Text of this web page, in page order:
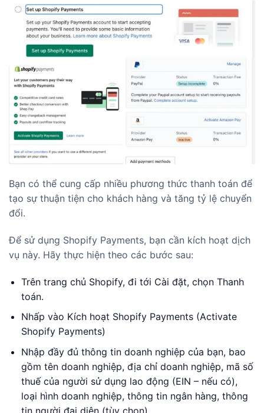
Bạn có thể cung cấp nhiều phương thức thanh toán để
tạo sự thuận tiện cho khách hàng và tăng tỷ lệ chuyển
đổi.
Để sử dụng Shopify Payments, bạn cần kích hoạt dịch
vụ này. Hãy thực hiện theo các bước sau:
Trên trang chủ Shopify, đi tới Cài đặt, chọn Thanh
toán.
Nhấp vào Kích hoạt Shopify Payments (Activate
Shopify Payments)
Nhập đầy đủ thông tin doanh nghiệp của bạn, bao
gồm tên doanh nghiệp, địa chỉ doanh nghiệp, mã số
thuế của người sử dụng lao động (EIN – nếu có),
loại hình doanh nghiệp, thông tin ngân hàng, thông
tin người đại diện (tùy chọn)